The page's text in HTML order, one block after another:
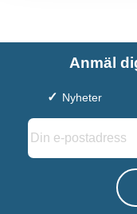
Anmäl
Nyheter